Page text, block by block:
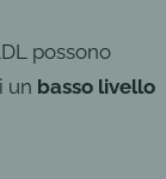
possono
un basso livello